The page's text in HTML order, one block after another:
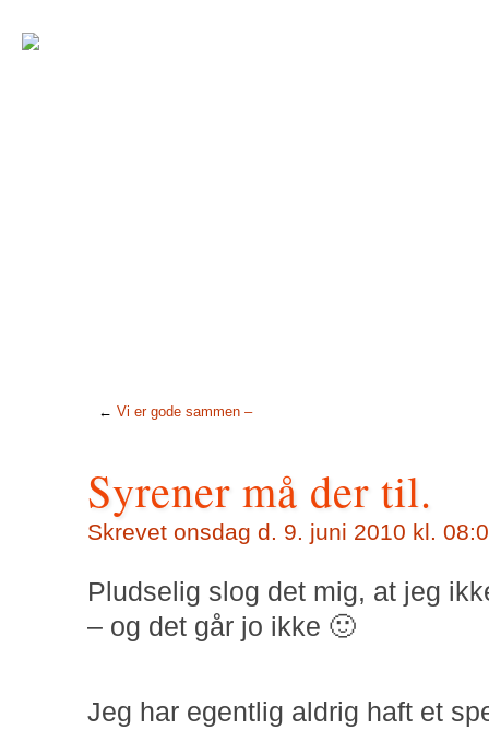
← Vi er gode sammen –
Syrener må der til.
Skrevet onsdag d. 9. juni 2010 kl.
Pludselig slog det mig, at jeg
– og det går jo ikke 🙂
Jeg har egentlig aldrig haft et